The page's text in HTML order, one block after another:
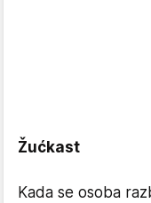
Žućkast
Kada se osoba